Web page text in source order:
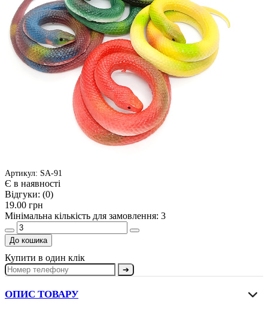
Артикул: SA-91
Є в наявності
Відгуки: (0)
19.00 грн
Мінімальна кількість для замовлення: 3
До кошика
Купити в один клік
➔
ОПИС ТОВАРУ